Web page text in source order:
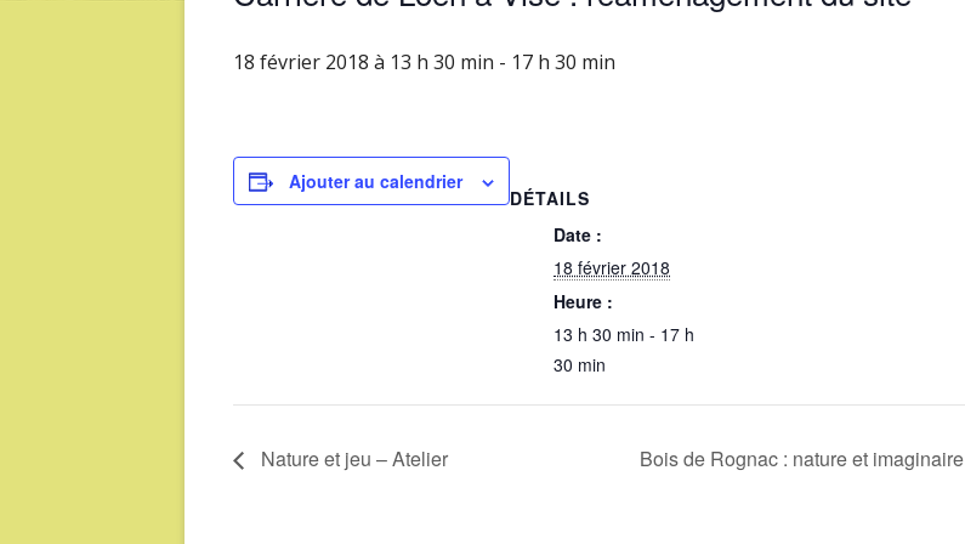
18 février 2018 à 13 h 30 min - 17 h 30 min
Ajouter au calendrier
DÉTAILS
Date :
18 février 2018
Heure :
13 h 30 min - 17 h
30 min
Nature et jeu – Atelier Bois de Rognac : nature et imaginaire